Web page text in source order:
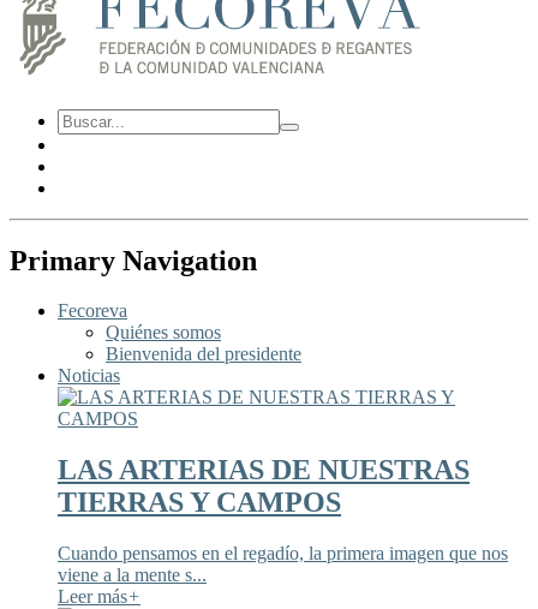
Primary Navigation
Fecoreva
Quiénes somos
Bienvenida del presidente
Noticias
LAS ARTERIAS DE NUESTRAS
TIERRAS Y CAMPOS
Cuando pensamos en el regadío, la primera imagen que nos
viene a la mente s...
Leer más+